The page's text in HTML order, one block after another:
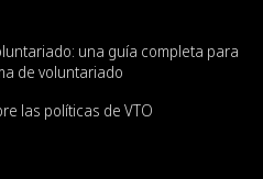
una guía completa para
de voluntariado
las políticas de VTO